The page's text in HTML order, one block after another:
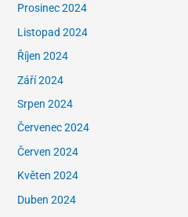
Prosinec 2024
Listopad 2024
Říjen 2024
Září 2024
Srpen 2024
Červenec 2024
Červen 2024
Květen 2024
Duben 2024